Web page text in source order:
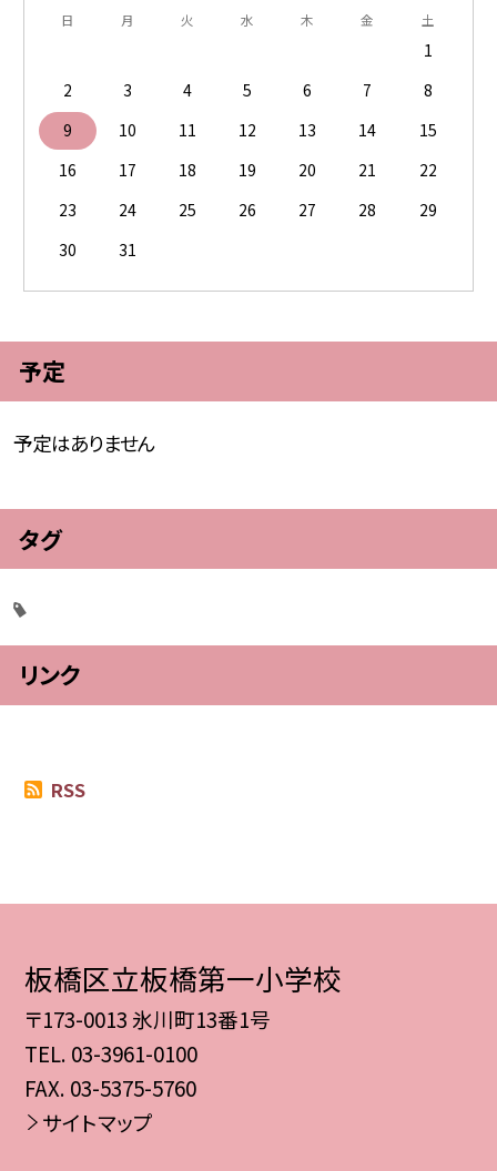
日 月 火 水 木 金 土
1
2
3 4 5 6 7
8
9
10 11 12 13 14
15
16
17 18 19 20 21
22
23
24 25 26 27 28
29
30
31
予定
予定はありません
タグ
リンク
RSS
板橋区立板橋第一小学校
〒173-0013 氷川町13番1号
TEL. 03-3961-0100
FAX. 03-5375-5760
サイトマップ